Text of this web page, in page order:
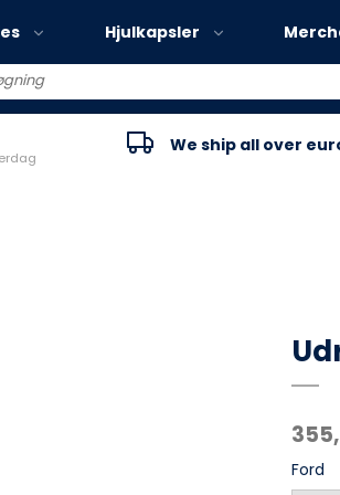
Volvo EX30
Hjulkapsler
We ship all over
Ford